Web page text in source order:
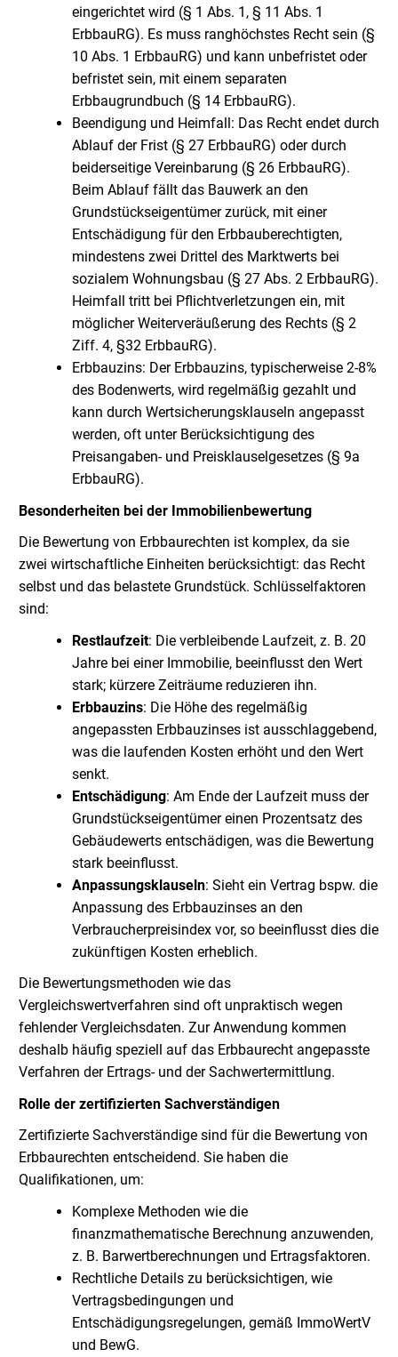
eingerichtet wird (§ 1 Abs. 1, § 11 Abs. 1
ErbbauRG). Es muss ranghöchstes Recht sein (§
10 Abs. 1 ErbbauRG) und kann unbefristet oder
befristet sein, mit einem separaten
Erbbaugrundbuch (§ 14 ErbbauRG).
Beendigung und Heimfall: Das Recht endet durch
Ablauf der Frist (§ 27 ErbbauRG) oder durch
beiderseitige Vereinbarung (§ 26 ErbbauRG).
Beim Ablauf fällt das Bauwerk an den
Grundstückseigentümer zurück, mit einer
Entschädigung für den Erbbauberechtigten,
mindestens zwei Drittel des Marktwerts bei
sozialem Wohnungsbau (§ 27 Abs. 2 ErbbauRG).
Heimfall tritt bei Pflichtverletzungen ein, mit
möglicher Weiterveräußerung des Rechts (§ 2
Ziff. 4, §32 ErbbauRG).
Erbbauzins: Der Erbbauzins, typischerweise 2-8%
des Bodenwerts, wird regelmäßig gezahlt und
kann durch Wertsicherungsklauseln angepasst
werden, oft unter Berücksichtigung des
Preisangaben- und Preisklauselgesetzes (§ 9a
ErbbauRG).
Besonderheiten bei der Immobilienbewertung
Die Bewertung von Erbbaurechten ist komplex, da sie
zwei wirtschaftliche Einheiten berücksichtigt: das Recht
selbst und das belastete Grundstück. Schlüsselfaktoren
sind:
Restlaufzeit: Die verbleibende Laufzeit, z. B. 20
Jahre bei einer Immobilie, beeinflusst den Wert
stark; kürzere Zeiträume reduzieren ihn.
Erbbauzins: Die Höhe des regelmäßig
angepassten Erbbauzinses ist ausschlaggebend,
was die laufenden Kosten erhöht und den Wert
senkt.
Entschädigung: Am Ende der Laufzeit muss der
Grundstückseigentümer einen Prozentsatz des
Gebäudewerts entschädigen, was die Bewertung
stark beeinflusst.
Anpassungsklauseln: Sieht ein Vertrag bspw. die
Anpassung des Erbbauzinses an den
Verbraucherpreisindex vor, so beeinflusst dies die
zukünftigen Kosten erheblich.
Die Bewertungsmethoden wie das
Vergleichswertverfahren sind oft unpraktisch wegen
fehlender Vergleichsdaten. Zur Anwendung kommen
deshalb häufig speziell auf das Erbbaurecht angepasste
Verfahren der Ertrags- und der Sachwertermittlung.
Rolle der zertifizierten Sachverständigen
Zertifizierte Sachverständige sind für die Bewertung von
Erbbaurechten entscheidend. Sie haben die
Qualifikationen, um:
Komplexe Methoden wie die
finanzmathematische Berechnung anzuwenden,
z. B. Barwertberechnungen und Ertragsfaktoren.
Rechtliche Details zu berücksichtigen, wie
Vertragsbedingungen und
Entschädigungsregelungen, gemäß ImmoWertV
und BewG.